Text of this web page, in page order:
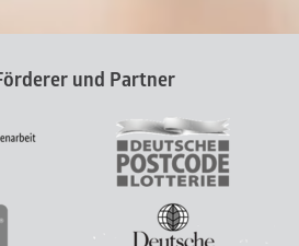
und Partner